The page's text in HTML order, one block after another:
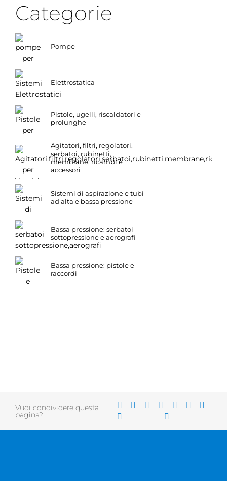
Categorie
Pompe
Elettrostatica
Pistole, ugelli, riscaldatori e
prolunghe
Agitatori, filtri, regolatori,
serbatoi, rubinetti,
membrane, ricambi e
accessori
Sistemi di aspirazione e tubi
ad alta e bassa pressione
Bassa pressione: serbatoi
sottopressione e aerografi
Bassa pressione: pistole e
raccordi
Vuoi condividere questa
pagina?